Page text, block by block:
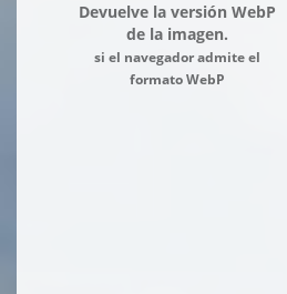
Devuelve la versión WebP
de la imagen.
si el navegador admite el
formato WebP